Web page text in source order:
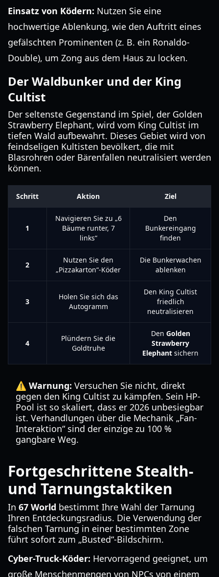
Einsatz von Ködern: Nutzen Sie eine
hochwertige Ablenkung, wie den Auftritt eines
gefälschten Prominenten (z. B. ein Ronaldo-
Double), um Zong aus dem Haus zu locken.
Der Waldbunker und der King
Cultist
Der seltenste Gegenstand im Spiel, der Golden
Strawberry Elephant, wird vom King Cultist im
tiefen Wald aufbewahrt. Dieses Gebiet wird von
feindseligen Kultisten bevölkert, die mit
Blasrohren oder Bärenfallen neutralisiert werden
können.
Schritt Aktion Ziel
1
Navigieren Sie zu „6
Bäume runter, 7
links“
Den
Bunkereingang
finden
2
Nutzen Sie den
„Pizzakarton“-Köder
Die Bunkerwachen
ablenken
3
Holen Sie sich das
Autogramm
Den King Cultist
friedlich
neutralisieren
4
Plündern Sie die
Goldtruhe
Den Golden
Strawberry
Elephant sichern
⚠️ Warnung: Versuchen Sie nicht, direkt
gegen den King Cultist zu kämpfen. Sein HP-
Pool ist so skaliert, dass er 2026 unbesiegbar
ist. Verhandlungen über die Mechanik „Fan-
Interaktion“ sind der einzige zu 100 %
gangbare Weg.
Fortgeschrittene Stealth-
und Tarnungstaktiken
In 67 World bestimmt Ihre Wahl der Tarnung
Ihren Entdeckungsradius. Die Verwendung der
falschen Tarnung in einer bestimmten Zone
führt sofort zum „Busted“-Bildschirm.
Cyber-Truck-Köder: Hervorragend geeignet, um
große Menschenmengen von NPCs von einem